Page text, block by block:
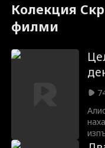
Колекция
филми